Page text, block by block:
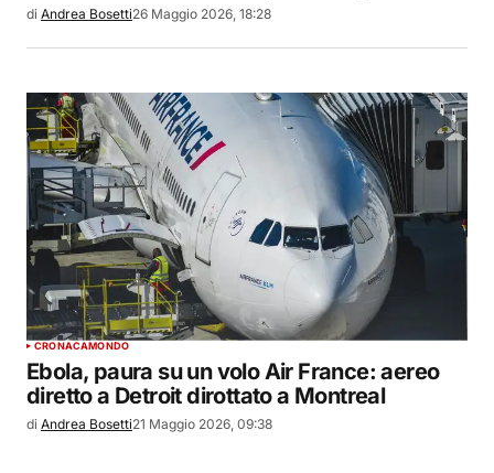
di Andrea Bosetti26 Maggio 2026, 18:28
CRONACAMONDO
Ebola, paura su un volo Air France: aereo
diretto a Detroit dirottato a Montreal
di Andrea Bosetti21 Maggio 2026, 09:38